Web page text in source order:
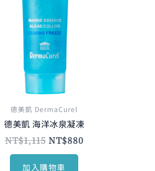
德美凱 DermaCurel
德美凱 海洋冰泉凝凍
NT$1,115 NT$880
加入購物車